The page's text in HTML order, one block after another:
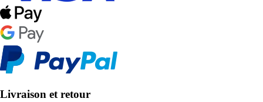
Livraison et retour